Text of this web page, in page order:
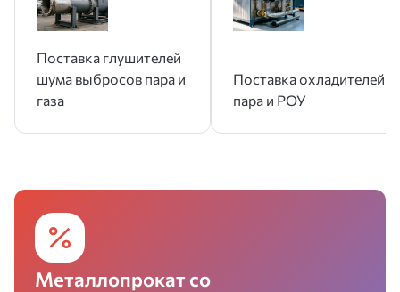
Поставка глушителей
шума выбросов пара и
газа
Поставка охладителей
пара и РОУ
Металлопрокат со